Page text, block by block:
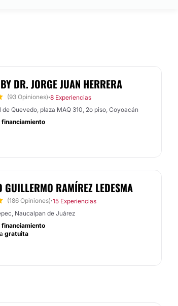
DR. JORGE JUAN HERRERA
(93 Opiniones)·8 Experiencias
de Quevedo, plaza MAQ 310, 2o piso, Coyoacán
financiamiento
GUILLERMO RAMÍREZ LEDESMA
(186 Opiniones)·15 Experiencias
Naucalpan de Juárez
financiamiento
gratuita